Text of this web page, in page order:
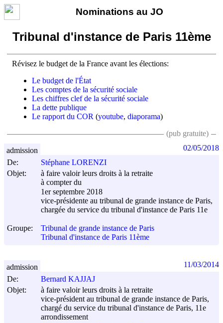
Nominations au JO
Tribunal d'instance de Paris 11ème
Révisez le budget de la France avant les élections:
Le budget de l'État
Les comptes de la sécurité sociale
Les chiffres clef de la sécurité sociale
La dette publique
Le rapport du COR (youtube, diaporama)
(pub gratuite)
De:
Stéphane LORENZI
Objet:
à faire valoir leurs droits à la retraite
à compter du
1er septembre 2018
vice-présidente au tribunal de grande instance de Paris,
chargée du service du tribunal d'instance de Paris 11e
Groupe:
Tribunal de grande instance de Paris
Tribunal d'instance de Paris 11ème
admission 02/05/2018
De:
Bernard KAJJAJ
Objet:
à faire valoir leurs droits à la retraite
vice-président au tribunal de grande instance de Paris,
chargé du service du tribunal d'instance de Paris, 11e
arrondissement
admission 11/03/2014